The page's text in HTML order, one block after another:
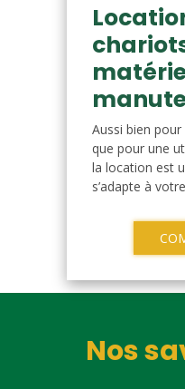
Aussi bien
que pour une
la location est
s’adapte à
Nos